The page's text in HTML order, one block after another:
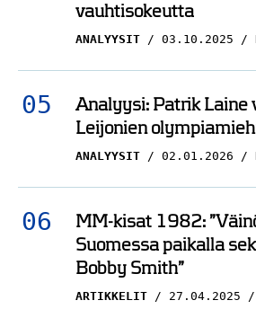
vauhtisokeutta
ANALYYSIT 03.10.2025
Analyysi: Patrik Laine
Leijonien
ANALYYSIT 02.01.2026
MM-kisat 1982:
Suomessa paikalla
Bobby Smith”
ARTIKKELIT 27.04.2025